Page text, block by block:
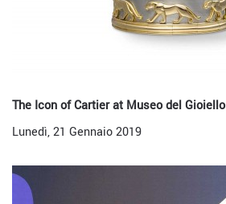
The Icon of Cartier at Museo del Gioiello
Lunedì, 21 Gennaio 2019